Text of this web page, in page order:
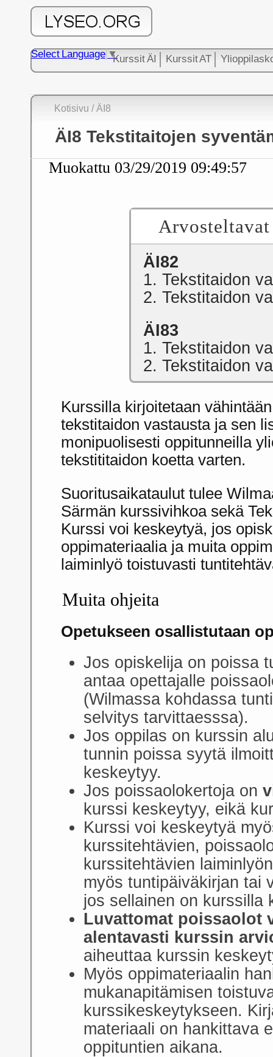
Kurssit ÄI Kurssit AT
Select Language ▼
Kotisivu /ÄI8
ÄI8 Tekstitaitojen
Muokattu 03/29/2019 09:49:57
ÄI82
1. Tekstitaidon
2. Tekstitaidon
ÄI83
1. Tekstitaidon
2. Tekstitaidon
Kurssilla kirjoitetaan
tekstitaidon vastausta ja sen
monipuolisesti oppitunneilla
tekstititaidon koetta varten.
Suoritusaikataulut tulee
Särmän kurssivihkoa sekä
Kurssi voi keskeytyä, jos
oppimateriaalia ja muita
laiminlyö toistuvasti
Muita ohjeita
Opetukseen osallistutaan
Jos opiskelija on poissa
antaa opettajalle
(Wilmassa kohdassa
selvitys tarvittaesssa).
Jos oppilas on kurssin
tunnin poissa syytä
keskeytyy.
Jos poissaolokertoja on
kurssi keskeytyy, eikä
Kurssi voi keskeytyä
kurssitehtävien,
kurssitehtävien
myös tuntipäiväkirjan tai
jos sellainen on kurssilla
Luvattomat poissaolot
alentavasti kurssin
aiheuttaa kurssin
Myös oppimateriaalin
mukanapitämisen
kurssikeskeytykseen.
materiaali on hankittava
oppituntien aikana.